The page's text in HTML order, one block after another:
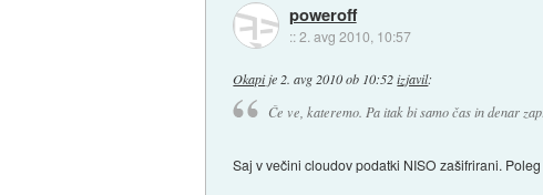
poweroff
::2. avg 2010, 10:57
Okapije 2. avg 2010 ob 10:52 izjavil:
Če ve, kateremo. Pa itak bi samo čas in denar
Saj v večini cloudov podatki NISO zašifrirani.